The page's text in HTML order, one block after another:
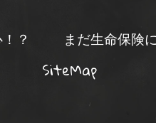
？
まだ生命保険
SiteMap